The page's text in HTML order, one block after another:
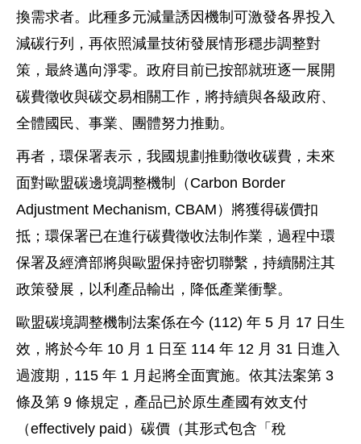
換需求者。此種多元減量誘因機制可激發各界投入
減碳行列，再依照減量技術發展情形穩步調整對
策，最終邁向淨零。政府目前已按部就班逐一展開
碳費徵收與碳交易相關工作，將持續與各級政府、
全體國民、事業、團體努力推動。
再者，環保署表示，我國規劃推動徵收碳費，未來
面對歐盟碳邊境調整機制（Carbon Border
Adjustment Mechanism, CBAM）將獲得碳價扣
抵；環保署已在進行碳費徵收法制作業，過程中環
保署及經濟部將與歐盟保持密切聯繫，持續關注其
政策發展，以利產品輸出，降低產業衝擊。
歐盟碳境調整機制法案係在今 (112) 年 5 月 17 日生
效，將於今年 10 月 1 日至 114 年 12 月 31 日進入
過渡期，115 年 1 月起將全面實施。依其法案第 3
條及第 9 條規定，產品已於原生產國有效支付
（effectively paid）碳價（其形式包含「稅